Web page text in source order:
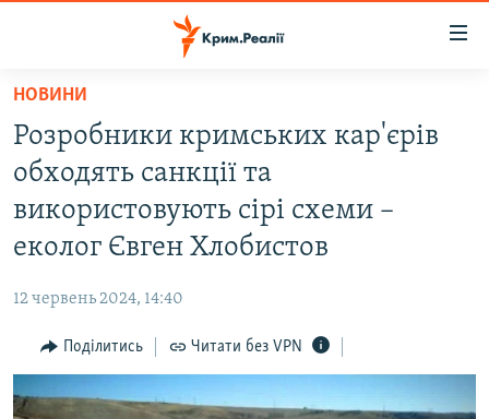
Перейти
основного
матеріалу
до
основної
Перейти
пошуку
ВОДА.КРИМ
ПОГЛЯД
ІНТЕРВ'Ю
ВСЕ ЗА ДЕНЬ
НОВИНИ
Розробники кримських кар'єрів
обходять санкції та
використовують сірі схеми –
еколог Євген Хлобистов
12 червень 2024, 14:40
Поділитись Читати без VPN